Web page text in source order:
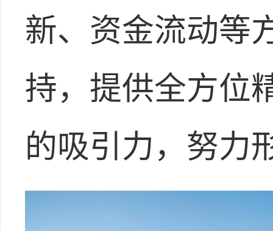
新、资金流动等
持，提供全方位
的吸引力，努力